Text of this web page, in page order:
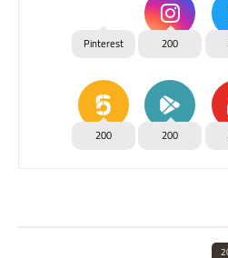
200
Pinterest
200
200